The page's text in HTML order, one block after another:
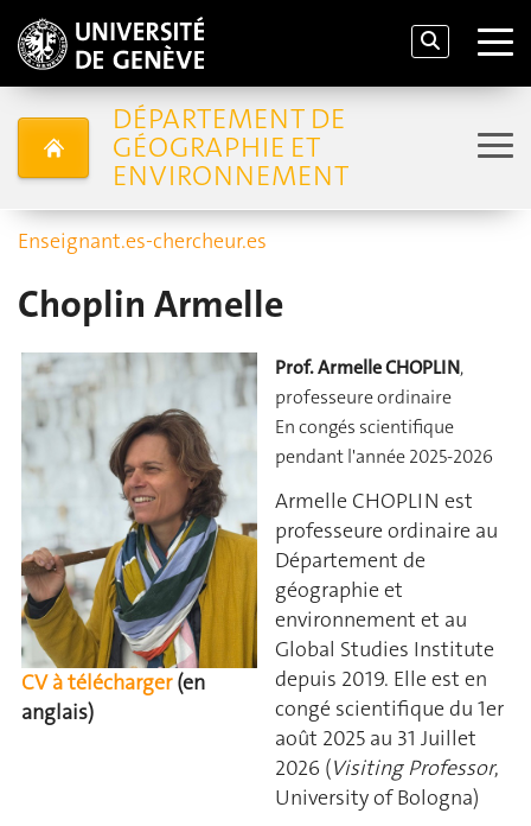
DÉPARTEMENT DE
GÉOGRAPHIE ET
ENVIRONNEMENT
Enseignant.es-chercheur.es
Choplin Armelle
CV à télécharger(en
anglais)
Prof. Armelle CHOPLIN,
professeure ordinaire
En congés scientifique
pendant l'année 2025-2026
Armelle CHOPLIN est
professeure ordinaire au
Département de
géographie et
environnement et au
Global Studies Institute
depuis 2019. Elle est en
congé scientifique du 1er
août 2025 au 31 Juillet
2026 (Visiting Professor,
University of Bologna)